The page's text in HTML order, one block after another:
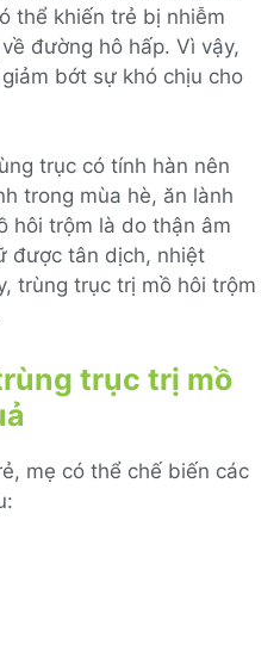
thể khiến trẻ bị nhiễm
đường hô hấp. Vì vậy,
bớt sự khó chịu cho
trục có tính hàn nên
trong mùa hè, ăn lành
hôi trộm là do thận âm
được tân dịch, nhiệt
trùng trục trị mồ hôi trộm
trục trị mồ
mẹ có thể chế biến các